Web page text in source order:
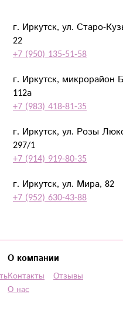
г. Иркутск, ул. Старо-
22
+7 (950) 135‑51‑58
г. Иркутск, микрорайон
112а
+7 (983) 418-81-35
г. Иркутск, ул. Розы
297/1
+7 (914) 919-80-35
г. Иркутск, ул. Мира, 82
+7 (952) 630-43-88
О компании
Контакты
О нас
Отзывы